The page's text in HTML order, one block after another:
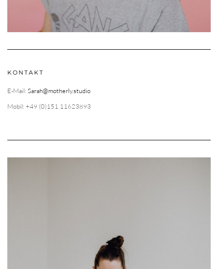
KONTAKT
E-Mail: Sarah@motherly.studio
Mobil: +49 (0)151 11623893